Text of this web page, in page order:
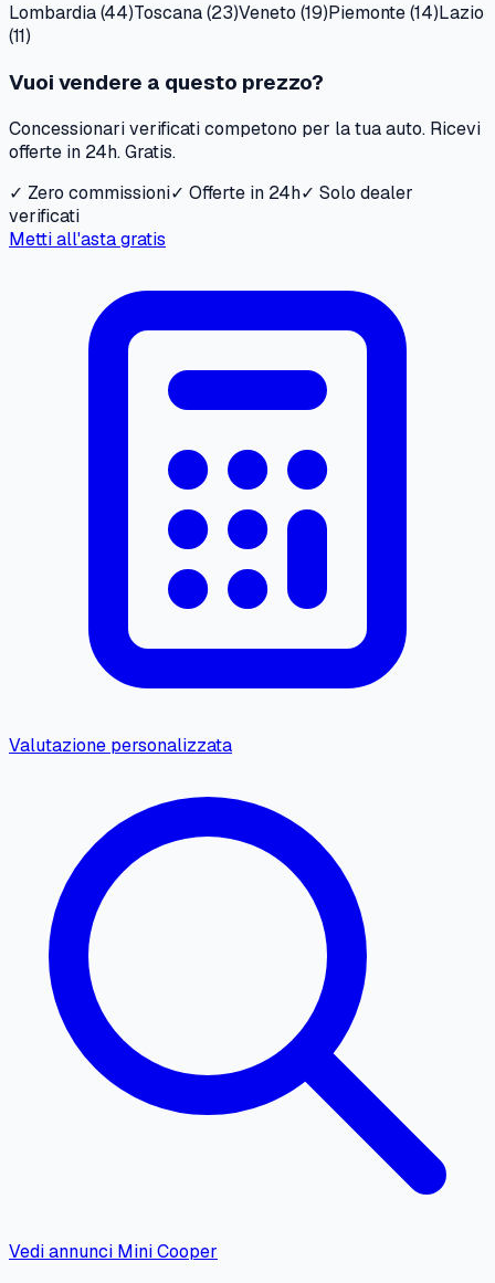
Lombardia(44)Toscana(23)Veneto (19)Piemonte(14)Lazio
(11)
Vuoi vendere a questo prezzo?
Concessionari verificati competono per la tua auto. Ricevi
offerte in 24h. Gratis.
✓ Zero commissioni✓ Offerte in 24h✓ Solo dealer
verificati
Metti all'asta gratis
Valutazione personalizzata
Vedi annunci MiniCooper